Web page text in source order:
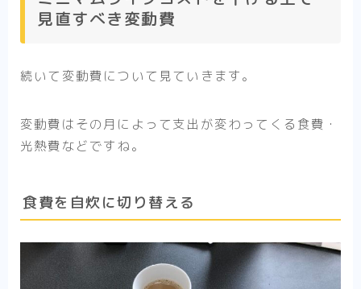
見直すべき変動費
続いて変動費について見ていきます。
変動費はその月によって支出が変わってくる食費・
光熱費などですね。
食費を自炊に切り替える